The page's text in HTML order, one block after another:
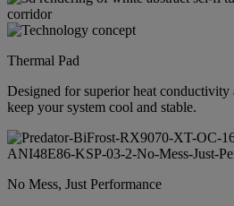
Thermal Pad
Designed for superior heat
keep your system cool and stable.
No Mess, Just Performance